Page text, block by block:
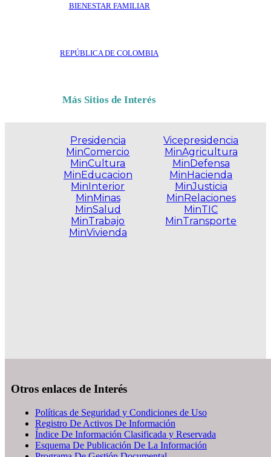
BIENESTAR FAMILIAR
REPÚBLICA DE COLOMBIA
Más Sitios de Interés
Presidencia
MinComercio
MinCultura
MinEducacion
MinInterior
MinMinas
MinSalud
MinTrabajo
MinVivienda
Vicepresidencia
MinAgricultura
MinDefensa
MinHacienda
MinJusticia
MinRelaciones
MinTIC
MinTransporte
Otros enlaces de Interés
Políticas de Seguridad y Condiciones de Uso
Registro De Activos De Información
Índice De Información Clasificada y Reservada
Esquema De Publicación De La Información